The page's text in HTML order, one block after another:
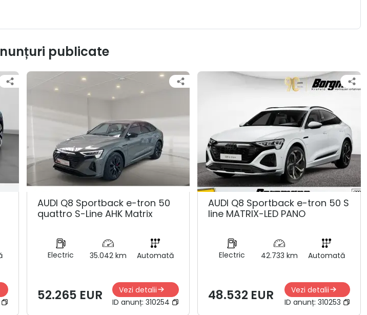
publicate
AUDI Q8 Sportback e-tron 50
quattro S-Line AHK Matrix
Electric 35.042 km Automată
52.265 EUR
Vezi detalii
ID anunț:310254
AUDI Q8 Sportback e-tron 50 S
line MATRIX-LED PANO
Electric 42.733 km Automată
48.532 EUR
Vezi detalii
ID anunț: 310253